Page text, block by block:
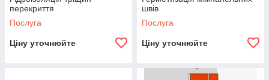
композицій;
перекриття
Послуга
Ціну уточнюйте
швів
Послуга
Ціну уточнюйте